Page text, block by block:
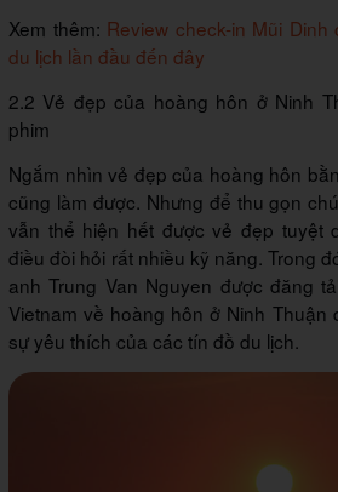
Xem thêm: Review check-in Mũi
du lịch lần đầu đến đây
2.2 Vẻ đẹp của hoàng hôn ở Ninh
phim
Ngắm nhìn vẻ đẹp của hoàng hôn
cũng làm được. Nhưng để thu gọn
vẫn thể hiện hết được vẻ đẹp tuyệt
điều đòi hỏi rất nhiều kỹ năng. Trong
anh Trung Van Nguyen được đăng
Vietnam về hoàng hôn ở Ninh Thuận
sự yêu thích của các tín đồ du lịch.